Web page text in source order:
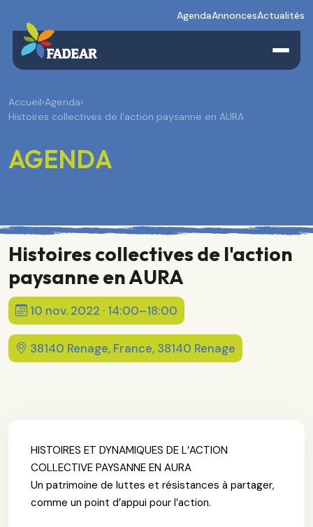
AgendaAnnoncesActualités
Accueil›Agenda›
Histoires collectives de l'action paysanne en AURA
AGENDA
Histoires collectives de l'action
paysanne en AURA
10 nov. 2022 · 14:00–18:00
38140 Renage, France, 38140 Renage
HISTOIRES ET DYNAMIQUES DE L’ACTION
COLLECTIVE PAYSANNE EN AURA
Un patrimoine de luttes et résistances à partager,
comme un point d’appui pour l’action.